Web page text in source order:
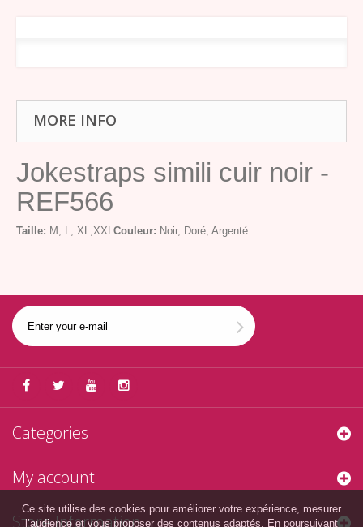
MORE INFO
Jokestraps simili cuir noir -
REF566
Taille: M, L, XL,XXLCouleur: Noir, Doré, Argenté
Categories
My account
Store Information
Ce site utilise des cookies pour améliorer votre expérience, mesurer
l’audience et vous proposer des contenus adaptés. En poursuivant